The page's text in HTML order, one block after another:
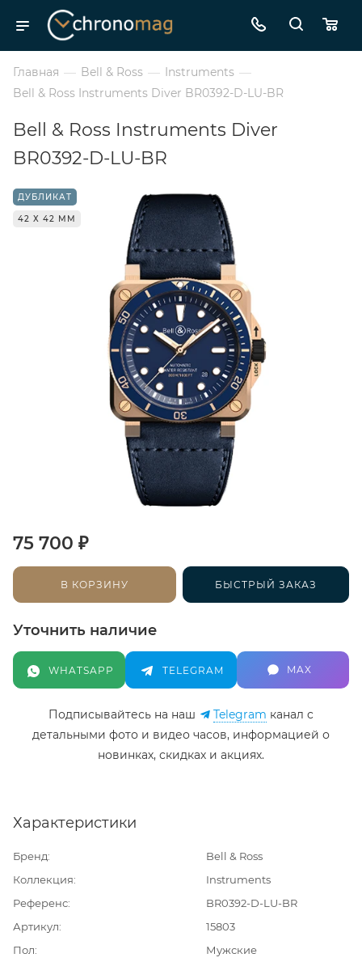
Главная — Bell & Ross — Instruments —
Bell & Ross Instruments Diver BR0392-D-LU-BR
Bell & Ross Instruments Diver
BR0392-D-LU-BR
ДУБЛИКАТ
42 Х 42 ММ
75 700 ₽
В КОРЗИНУ БЫСТРЫЙ ЗАКАЗ
Уточнить наличие
WHATSAPP TELEGRAM MAX
Подписывайтесь на наш Telegram канал c
детальными фото и видео часов, информацией о
новинках, скидках и акциях.
Характеристики
Бренд
Bell & Ross
Коллекция
Instruments
Референс
BR0392-D-LU-BR
Артикул
15803
Пол
Мужские